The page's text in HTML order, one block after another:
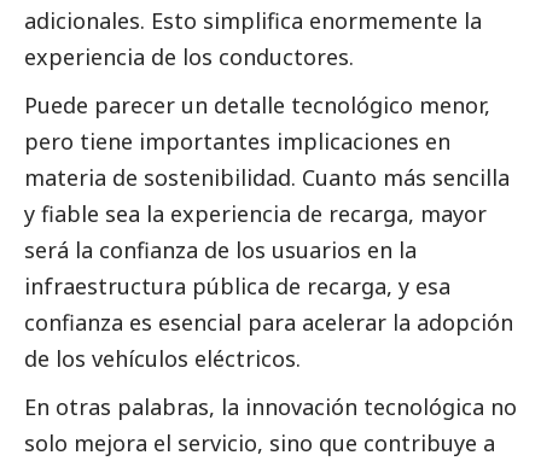
adicionales. Esto simplifica enormemente la
experiencia de los conductores.
Puede parecer un detalle tecnológico menor,
pero tiene importantes implicaciones en
materia de sostenibilidad. Cuanto más sencilla
y fiable sea la experiencia de recarga, mayor
será la confianza de los usuarios en la
infraestructura pública de recarga, y esa
confianza es esencial para acelerar la adopción
de los vehículos eléctricos.
En otras palabras, la innovación tecnológica no
solo mejora el servicio, sino que contribuye a